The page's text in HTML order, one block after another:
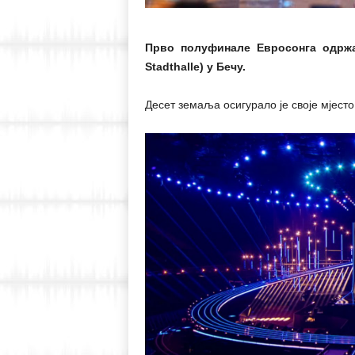
Прво полуфинале Евросонга
Stadthalle) у Бечу.
Десет земаља осигурало је своје